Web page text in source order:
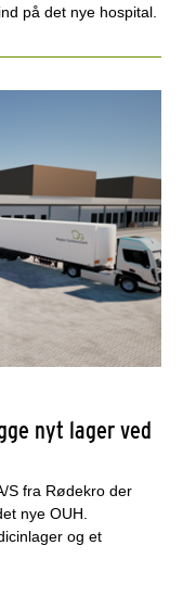
på det nye hospital.
nyt lager ved
S fra Rødekro der
nye OUH.
og et